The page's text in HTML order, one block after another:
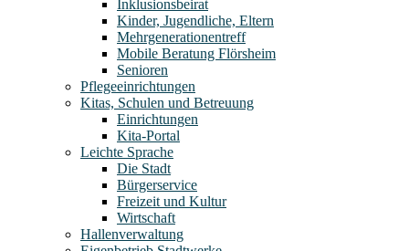
Inklusionsbeirat
Kinder, Jugendliche, Eltern
Mehrgenerationentreff
Mobile Beratung Flörsheim
Senioren
Pflegeeinrichtungen
Kitas, Schulen und Betreuung
Einrichtungen
Kita-Portal
Leichte Sprache
Die Stadt
Bürgerservice
Freizeit und Kultur
Wirtschaft
Hallenverwaltung